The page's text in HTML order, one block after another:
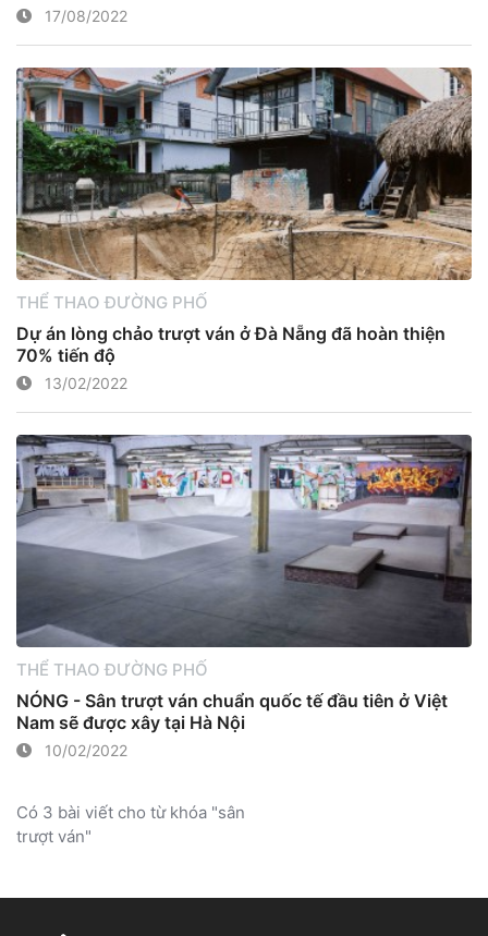
17/08/2022
THỂ THAO ĐƯỜNG PHỐ
Dự án lòng chảo trượt ván ở Đà Nẵng đã hoàn thiện
70% tiến độ
13/02/2022
THỂ THAO ĐƯỜNG PHỐ
NÓNG - Sân trượt ván chuẩn quốc tế đầu tiên ở Việt
Nam sẽ được xây tại Hà Nội
10/02/2022
Có 3 bài viết cho từ khóa "sân
trượt ván"